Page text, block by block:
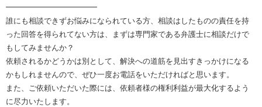
━━━━━━━━━━━━
誰にも相談できずお悩みになられている方、相談はしたものの責任を持
った回答を得られてない方は、まずは専門家である弁護士に相談だけで
もしてみませんか？
依頼されるかどうかは別として、解決への道筋を見出すきっかけになる
かもしれませんので、ぜひ一度お電話をいただければと思います。
また、ご依頼いただいた際には、依頼者様の権利利益が最大化するよう
に尽力いたします。